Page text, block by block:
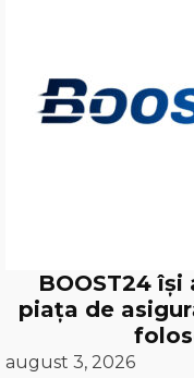
BOOST24
piața de
august 3, 2026